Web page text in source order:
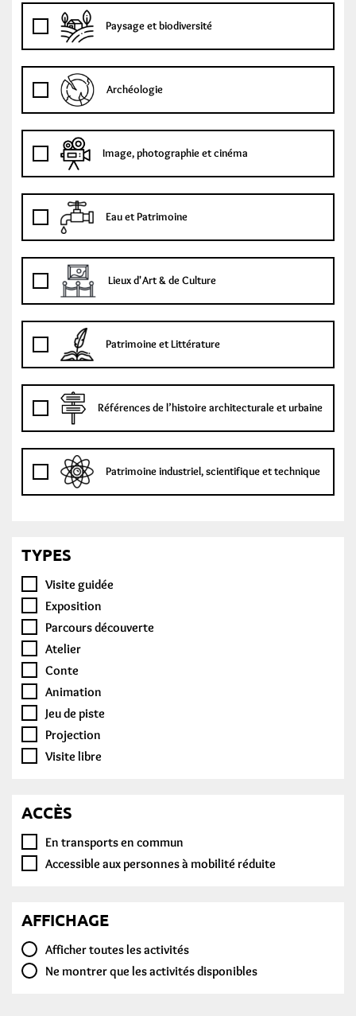
Paysage et biodiversité
Archéologie
Image, photographie et cinéma
Eau et Patrimoine
Lieux d'Art & de Culture
Patrimoine et Littérature
Références de l’histoire architecturale et urbaine
Patrimoine industriel, scientifique et technique
TYPES
Visite guidée
Exposition
Parcours découverte
Atelier
Conte
Animation
Jeu de piste
Projection
Visite libre
ACCÈS
En transports en commun
Accessible aux personnes à mobilité réduite
AFFICHAGE
Afficher toutes les activités
Ne montrer que les activités disponibles